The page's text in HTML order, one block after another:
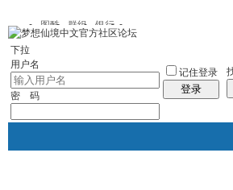
图酷 群组 银行
下拉
用户名
密 码
记住登录
登录